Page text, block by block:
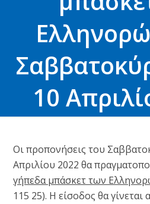
10
Oι προπονήσεις του
Απριλίου 2022 θα
γήπεδα μπάσκετ των
115 25). Η είσοδος θα